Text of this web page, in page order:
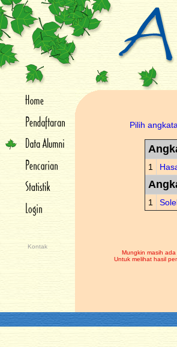
Kontak
Pilih
1
1
Mungkin masih
Untuk melihat hasil